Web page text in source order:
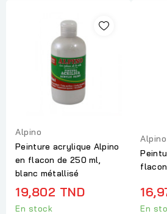
Alpino
Peinture acrylique Alpino
en flacon de 250 ml,
blanc métallisé
19,802 TND
En stock
Alpino
En